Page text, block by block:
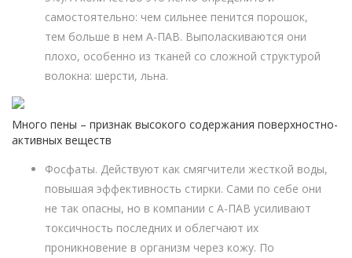
самостоятельно: чем сильнее пенится порошок,
тем больше в нем А-ПАВ. Выполаскиваются они
плохо, особенно из тканей со сложной структурой
волокна: шерсти, льна.
Много пены – признак высокого содержания поверхностно-
активных веществ
Фосфаты. Действуют как смягчители жесткой воды,
повышая эффективность стирки. Сами по себе они
не так опасны, но в компании с А-ПАВ усиливают
токсичность последних и облегчают их
проникновение в организм через кожу. По